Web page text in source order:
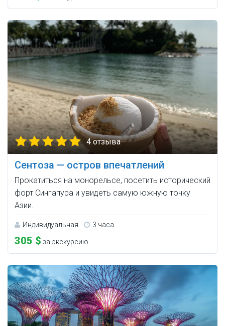
4 отзыва
Сентоза — остров впечатлений
Прокатиться на монорельсе, посетить исторический
форт Сингапура и увидеть самую южную точку
Азии.
Индивидуальная 3 часа
305 $ за экскурсию